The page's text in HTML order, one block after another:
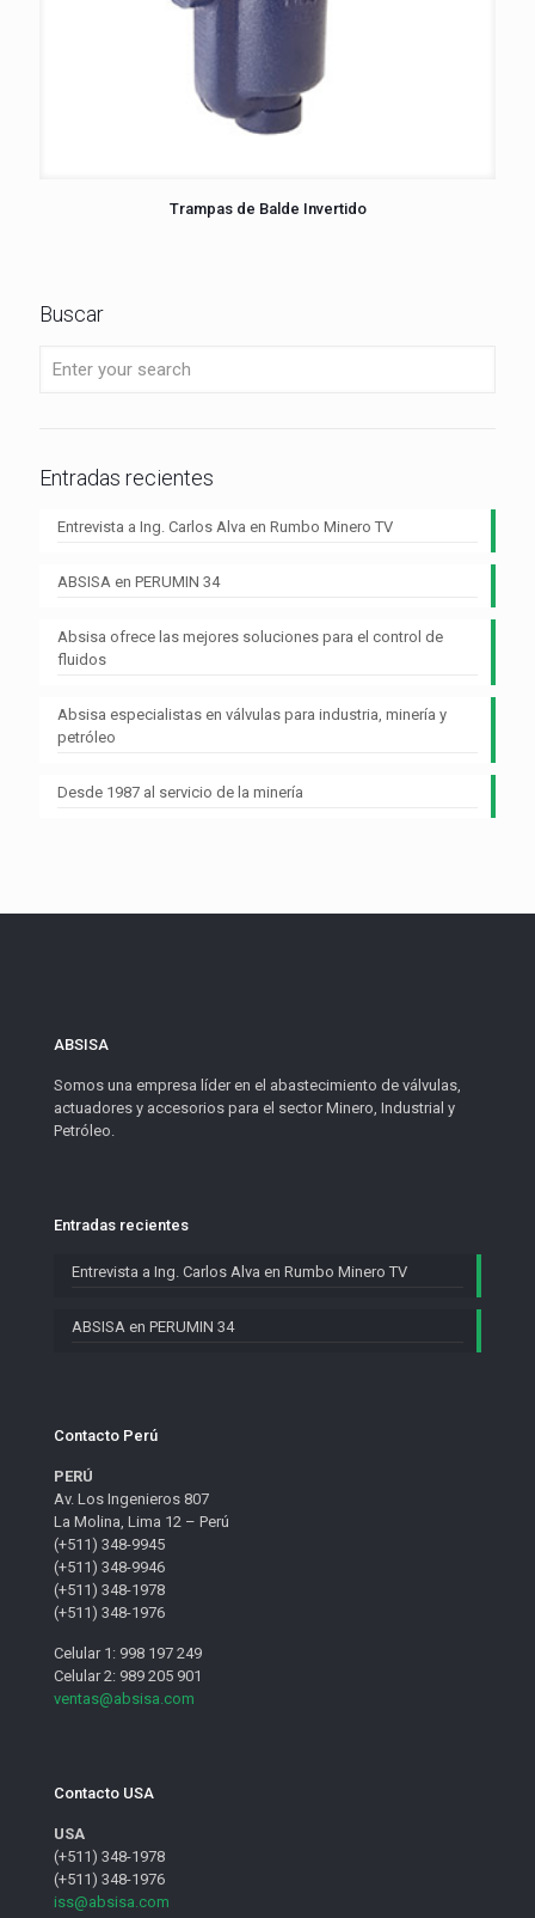
Trampas de Balde Invertido
Buscar
Entradas recientes
Entrevista a Ing. Carlos Alva en Rumbo Minero TV
ABSISA en PERUMIN 34
Absisa ofrece las mejores soluciones para el control de
fluidos
Absisa especialistas en válvulas para industria, minería y
petróleo
Desde 1987 al servicio de la minería
ABSISA
Somos una empresa líder en el abastecimiento de válvulas,
actuadores y accesorios para el sector Minero, Industrial y
Petróleo.
Entradas recientes
Entrevista a Ing. Carlos Alva en Rumbo Minero TV
ABSISA en PERUMIN 34
Contacto Perú
PERÚ
Av. Los Ingenieros 807
La Molina, Lima 12 – Perú
(+511) 348-9945
(+511) 348-9946
(+511) 348-1978
(+511) 348-1976
Celular 1: 998 197 249
Celular 2: 989 205 901
ventas@absisa.com
Contacto USA
USA
(+511) 348-1978
(+511) 348-1976
iss@absisa.com